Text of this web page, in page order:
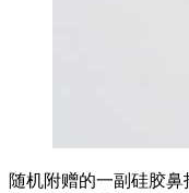
随机附赠的一副硅胶鼻